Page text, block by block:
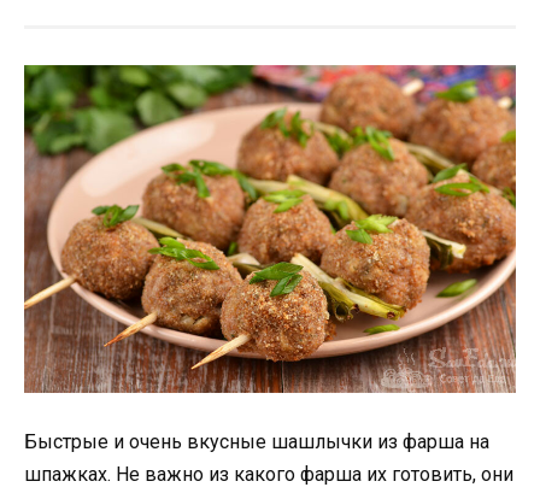
Быстрые и очень вкусные шашлычки из фарша на
шпажках. Не важно из какого фарша их готовить, они